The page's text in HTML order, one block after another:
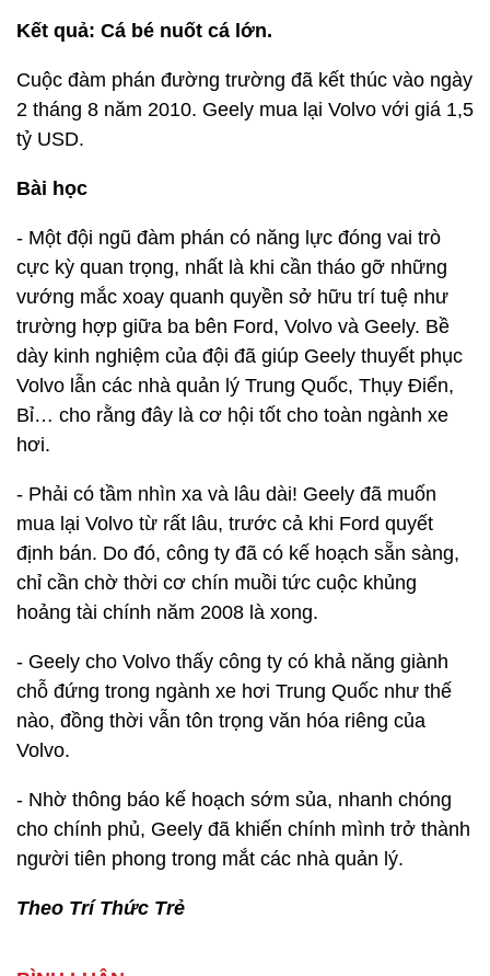
Kết quả: Cá bé nuốt cá lớn.
Cuộc đàm phán đường trường đã kết thúc vào ngày
2 tháng 8 năm 2010. Geely mua lại Volvo với giá 1,5
tỷ USD.
Bài học
- Một đội ngũ đàm phán có năng lực đóng vai trò
cực kỳ quan trọng, nhất là khi cần tháo gỡ những
vướng mắc xoay quanh quyền sở hữu trí tuệ như
trường hợp giữa ba bên Ford, Volvo và Geely. Bề
dày kinh nghiệm của đội đã giúp Geely thuyết phục
Volvo lẫn các nhà quản lý Trung Quốc, Thụy Điển,
Bỉ… cho rằng đây là cơ hội tốt cho toàn ngành xe
hơi.
- Phải có tầm nhìn xa và lâu dài! Geely đã muốn
mua lại Volvo từ rất lâu, trước cả khi Ford quyết
định bán. Do đó, công ty đã có kế hoạch sẵn sàng,
chỉ cần chờ thời cơ chín muồi tức cuộc khủng
hoảng tài chính năm 2008 là xong.
- Geely cho Volvo thấy công ty có khả năng giành
chỗ đứng trong ngành xe hơi Trung Quốc như thế
nào, đồng thời vẫn tôn trọng văn hóa riêng của
Volvo.
- Nhờ thông báo kế hoạch sớm sủa, nhanh chóng
cho chính phủ, Geely đã khiến chính mình trở thành
người tiên phong trong mắt các nhà quản lý.
Theo Trí Thức Trẻ